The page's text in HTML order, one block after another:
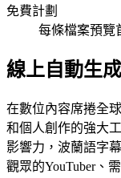
免費計劃
每條檔案預覽
線上自動生
在數位內容席捲全
和個人創作的強大
影響力，波蘭語字
觀眾的YouTuber、